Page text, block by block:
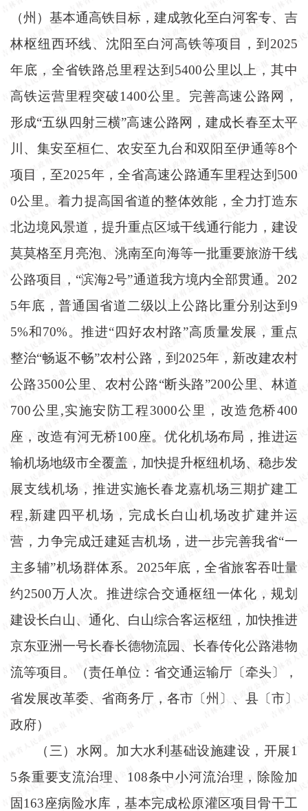
（州）基本通高铁目标，建成敦化至白河客专、吉
林枢纽西环线、沈阳至白河高铁等项目，到 2025
年底，全省铁路总里程达到5400公里以上，其中
高铁运营里程突破1400公里。完善高速公路网，
形成“五纵四射三横”高速公路网，建成长春至太平
川、集安至桓仁、农安至九台和双阳至伊通等8个
项目，至2025年，全省高速公路通车里程达到500
0公里。着力提高国省道的整体效能，全力打造东
北边境风景道，提升重点区域干线通行能力，建设
莫莫格至月亮泡、洮南至向海等一批重要旅游干线
公路项目，“滨海2号”通道我方境内全部贯通。202
5年底，普通国省道二级以上公路比重分别达到9
5%和70%。推进“四好农村路”高质量发展，重点
整治“畅返不畅”农村公路，到2025年，新改建农村
公路3500公里、农村公路“断头路”200公里、林道
700公里,实施安防工程3000公里，改造危桥400
座，改造有河无桥100座。优化机场布局，推进运
输机场地级市全覆盖，加快提升枢纽机场、稳步发
展支线机场，推进实施长春龙嘉机场三期扩建工
程,新建四平机场，完成长白山机场改扩建并运
营，力争完成迁建延吉机场，进一步完善我省“一
主多辅”机场群体系。2025年底，全省旅客吞吐量
约2500万人次。推进综合交通枢纽一体化，规划
建设长白山、通化、白山综合客运枢纽，加快推进
京东亚洲一号长春长德物流园、长春传化公路港物
流等项目。（责任单位：省交通运输厅〔牵头〕，
省发展改革委、省商务厅，各市〔州〕、县〔市〕
政府）
（三）水网。加大水利基础设施建设，开展1
5条重要支流治理、108条中小河流治理，除险加
固163座病险水库，基本完成松原灌区项目骨干工